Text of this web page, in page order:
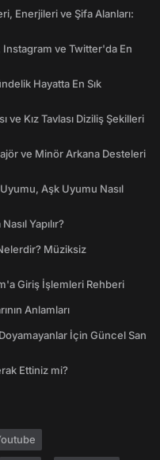
Enerjileri ve Şifa Alanları:
ve Twitter'da En
Hayatta En Sık
ve Kız Tavlası Diziliş Şekilleri
ve Minör Arkana Desteleri
Aşk Uyumu Nasıl
Yapılır?
Müziksiz
Giriş İşlemleri Rehberi
Anlamları
İçin Güncel San
Ettiniz mi?